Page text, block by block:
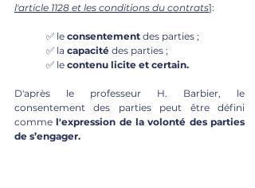
l'article 1128 et les conditions du contrats]:
	✅ le
consentement des parties ;
	✅ la
capacité des parties ;
	✅ le
contenu licite et certain.
D'après le professeur H. Barbier, le
consentement des parties peut être défini
comme l'expression de la volonté des parties
de s’engager.